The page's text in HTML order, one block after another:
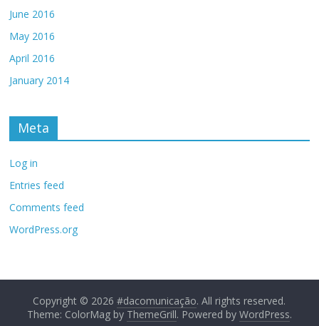
June 2016
May 2016
April 2016
January 2014
Meta
Log in
Entries feed
Comments feed
WordPress.org
Copyright © 2026#dacomunicação. All rights reserved.
Theme: ColorMag by ThemeGrill. Powered by WordPress.